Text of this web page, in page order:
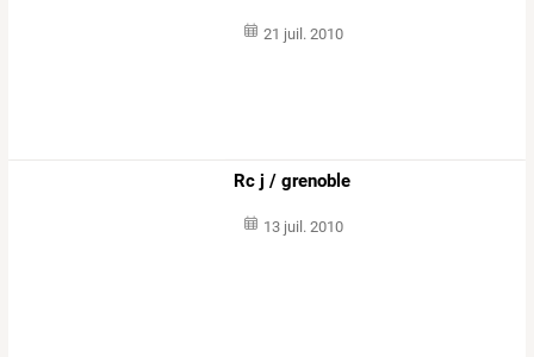
21 juil. 2010
Rc j / grenoble
13 juil. 2010